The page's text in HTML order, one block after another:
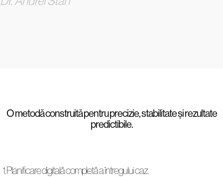
O metodă construită pentru precizie, stabilitate și rezultate
predictibile.
1. Planificare digitală completă a întregului caz.